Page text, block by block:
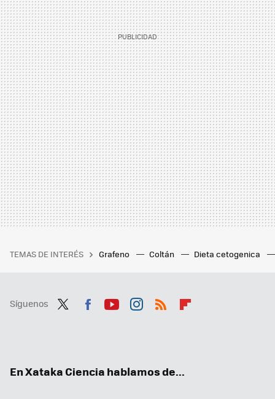
TEMAS DE INTERÉS Grafeno Coltán Dieta cetogenica
Síguenos
En Xataka Ciencia hablamos de...